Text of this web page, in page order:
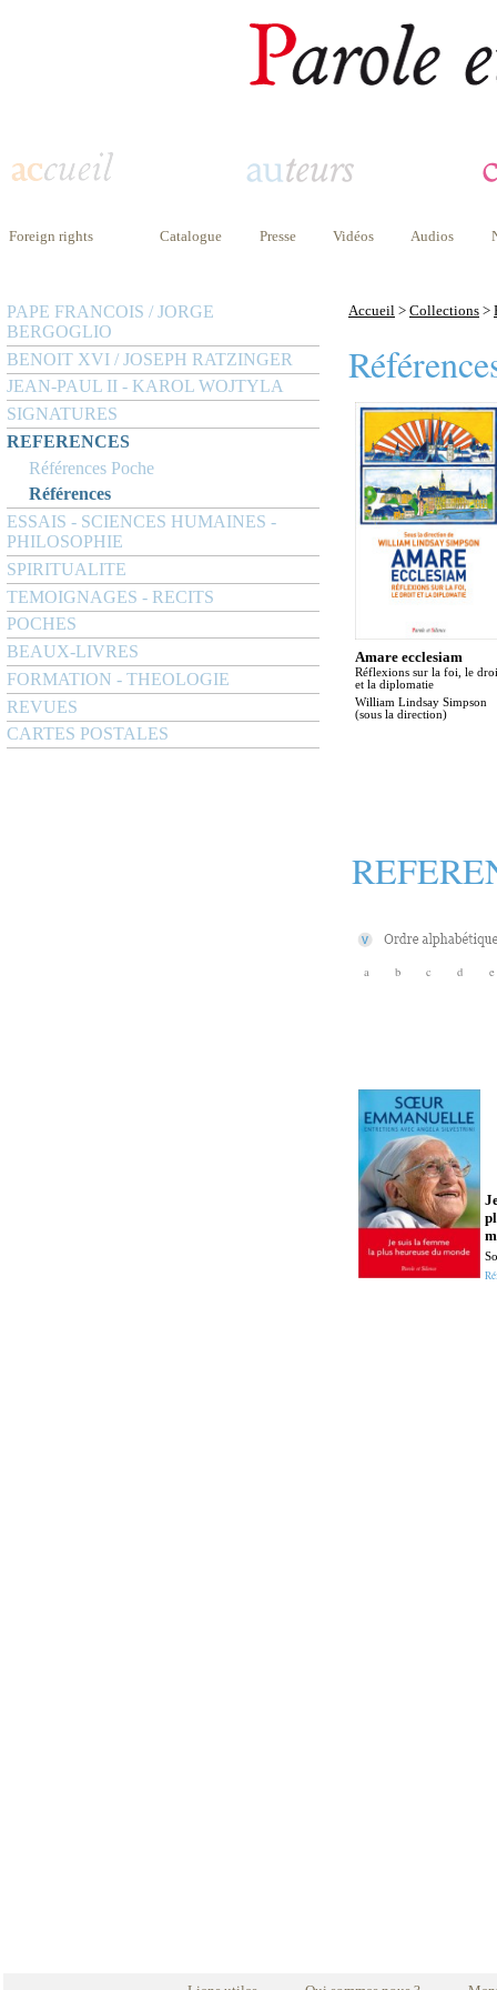
Foreign rights Catalogue Presse Vidéos Audios
PAPE FRANCOIS / JORGE
BERGOGLIO
BENOIT XVI / JOSEPH RATZINGER
JEAN-PAUL II - KAROL WOJTYLA
SIGNATURES
REFERENCES
Références Poche
Références
ESSAIS - SCIENCES HUMAINES -
PHILOSOPHIE
SPIRITUALITE
TEMOIGNAGES - RECITS
POCHES
BEAUX-LIVRES
FORMATION - THEOLOGIE
REVUES
CARTES POSTALES
Accueil > Collections >
Amare ecclesiam
Réflexions sur la foi, le
et la diplomatie
William Lindsay Simpson
(sous la direction)
a b c d e